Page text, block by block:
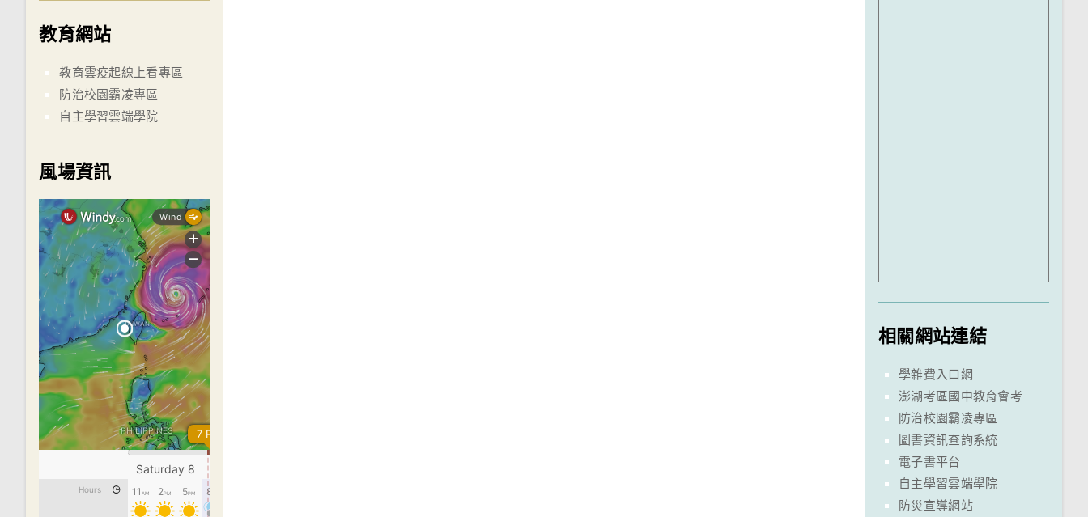
教育網站
教育雲疫起線上看專區
防治校園霸凌專區
自主學習雲端學院
風場資訊
相關網站連結
學雜費入口網
澎湖考區國中教育會考
防治校園霸凌專區
圖書資訊查詢系統
電子書平台
自主學習雲端學院
防災宣導網站